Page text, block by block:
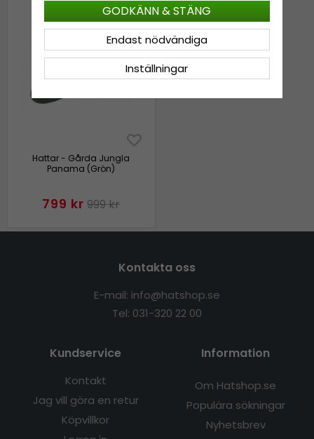
Hattar - Gårda Jungla
Panama (Grön)
799 kr 999 kr
Kontakta oss
E-mail: info@hatshop.se
Tel: 031-320 22 00
Kundservice
Kontakt
Jag vill göra en retur
Köpvillkor
Information
Om Hatshop.se
Populära sökningar
Nyhetsbrev
Inställningar
Endast nödvändiga
GODKÄNN & STÄNG